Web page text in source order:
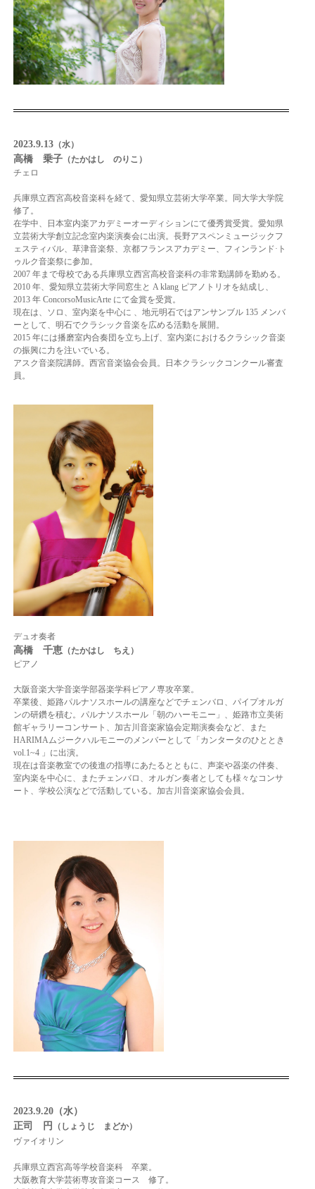
2023.9.13（水）
高橋 乗子（たかはし のりこ）
チェロ
兵庫県立西宮高校音楽科を経て、愛知県立芸術大学卒業。同大学大学院
修了。
在学中、日 本室内楽アカデミーオーディションにて優秀賞受賞。愛知県
立芸術大学創立記念室内楽演奏会に出演。長野アスペンミュージックフ
ェスティバル、草津音楽祭、京都フランスアカデミー、フィンランド·ト
ゥルク音楽祭に参加。
2007 年まで母校である兵庫県立西宮高校音楽科の非常勤講師を勤める。
2010 年、愛知県立芸術大学同窓生と A klang ピアノトリオを結成し、
2013 年 ConcorsoMusicArte にて金賞を受賞。
現在は、ソロ、室内楽を中心に 、地元明石ではアンサンブル 135 メンバ
ーとして、明石でクラシック音楽を広める活動を展開。
2015 年には播磨室内合奏団を立ち上げ、室内楽におけるクラシック音楽
の振興に力を注いでいる。
アスク音楽院講師。西宮音楽協会会員。日本クラシックコンクール審査
員。
デュオ奏者
高橋 千恵（たかはし ちえ）
ピアノ
大阪音楽大学音楽学部器楽学科ピアノ専攻卒業。
卒業後、姫路パルナソスホールの講座などでチェンバロ、パイプオルガ
ンの研鑽を積む。 パルナソスホール「朝のハーモニー」、姫路市立美術
館ギャラリーコンサート、 加古川音楽家協会定期演奏会など、また
HARIMAムジークハルモニーのメンバーとして「カンタータのひととき
vol.1~4 」に出演。
現在は音楽教室での後進の指導にあたるとともに、声楽や器楽の伴奏、
室内楽を中心に、またチェンバロ、オルガン奏者としても様々なコンサ
ート、学校公演などで活動している。 加古川音楽家協会会員。
2023.9.20（水）
正司 円
（しょうじ まどか）
ヴァイオリン
兵庫県立西宮高等学校音楽科 卒業。
大阪教育大学芸術専攻音楽コース 修了。